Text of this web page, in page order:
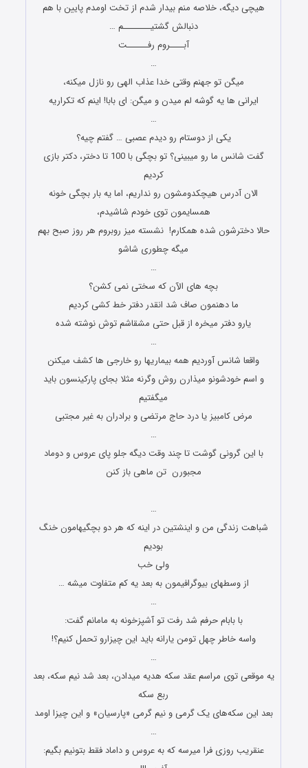
هیچی دیگه، خلاصه منم بیدار شدم از تخت اومدم پایین با هم
دنبالش گشتیــــــــم …
آبــــروم رفــــــت
…
میگن تو جهنم وقتی خدا عذاب الهی رو نازل میکنه،
ایرانى ها یه گوشه لم میدن و میگن: ای بابا! اینم که تکراریه
…
یکی از دوستام رو دیدم عصبی … گفتم چیه؟
گفت شانس ما رو میبینی؟ تو بچگی با 100 تا دختر، دکتر بازی
کردیم
الان آدرس هیچکدومشون رو نداریم، اما یه بار بچگی خونه
همسایمون توی خودم شاشیدم،
حالا دخترشون شده همکارم! نشسته میز روبروم هر روز صبح بهم
میگه چطوری شاشو
…
بچه های الآن که سختی نمی کشن؟
ما دهنمون صاف شد انقدر دفتر خط کشی کردیم
یارو دفتر میخره از قبل حتی مشقاشم توش نوشته شده
…
واقعا شانس آوردیم همه بیماریها رو خارجی ها کشف میکنن
و اسم خودشونو میذارن روش وگرنه مثلا بجای پارکینسون باید
میگفتیم
مرض کامبیز یا درد حاج مرتضی و برادران به غیر مجتبی
…
با این گرونی گوشت تا چند وقت دیگه جلو پای عروس و دوماد
مجبورن تن ماهی باز کنن
…
شباهت زندگی من و اینشتین در اینه که هر دو بچگیهامون خنگ
بودیم
ولی خب
از وسطهای بیوگرافیمون به بعد یه کم متفاوت میشه …
…
با بابام حرفم شد رفت تو آشپزخونه به مامانم گفت:
واسه خاطر چهل تومن یارانه باید این چیزارو تحمل کنیم؟!
…
یه موقعی توی مراسم عقد سکه هدیه میدادن، بعد شد نیم سکه، بعد
ربع سکه
بعد این سکه‌های یک گرمی و نیم گرمی «پارسیان» و این چیزا اومد
…
عنقریب روزی فرا میرسه که به عروس و داماد فقط بتونیم بگیم: